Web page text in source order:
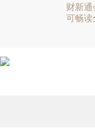
财新通
可畅读